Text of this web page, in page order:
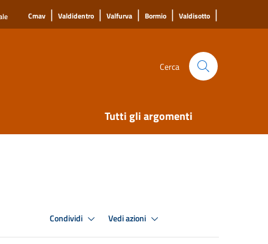
Cmav | Valdidentro | Valfurva | Bormio | Valdisotto |
Cerca
Tutti gli argomenti
Condividi Vedi azioni